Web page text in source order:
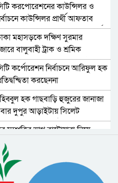
করপোরেশনের কাউন্সিলর ও
কাউন্সিলর প্রার্থী আফতাব
বাদি হয়ে অপর কাউন্সিলর প্রার্থী
বিরুদ্ধে দায়ের করা
দুইজন গ্রেফতার
মহাসড়কে দক্ষিণ সুরমার
বালুবাহী ট্রাক ও শ্রমিক
পিকআপের মুখোমুখি সংঘর্ষে
১৩ জন নিহত ও ১০ জন আহত
কর্পোরেশন নির্বাচনে আরিফুল হক
করছেননা
হক গাছবাড়ি হুজুরের জানাজা
দুপুর আড়াইটায় সিলেট
শাহী ঈদগায় অনুষ্ঠিত হবে
সম্পত্তির ভাগ বাটোয়ারা নিয়ে
ভাই খুন
দলের কেন্দ্রীয় পলিটব্যুরো সদস্য
সিংহ মারা গেছেন